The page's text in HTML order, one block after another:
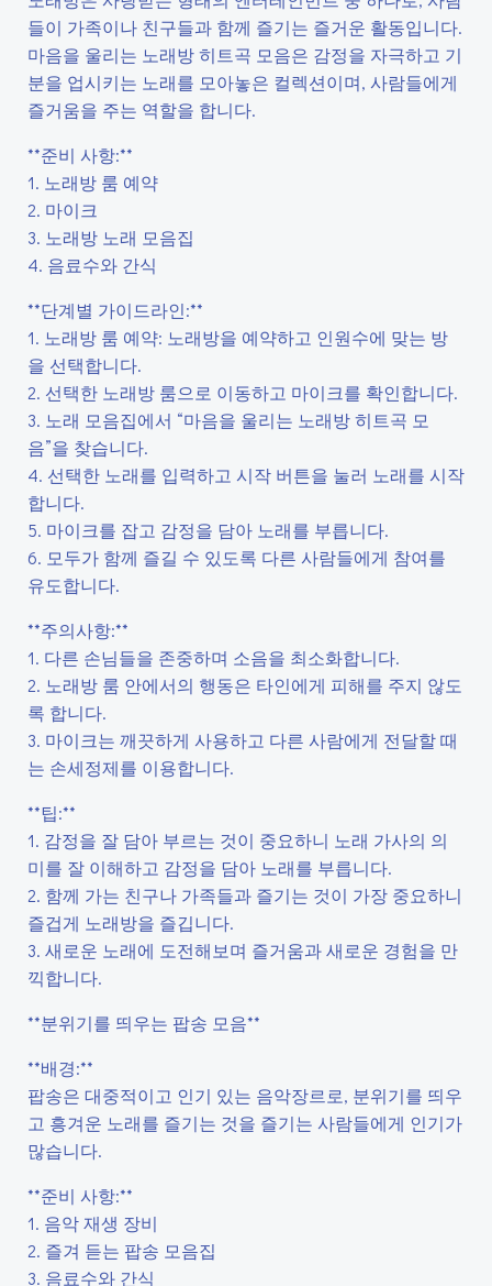
들이 가족이나 친구들과 함께 즐기는 즐거운 활동입니다.
마음을 울리는 노래방 히트곡 모음은 감정을 자극하고 기
분을 업시키는 노래를 모아놓은 컬렉션이며, 사람들에게
즐거움을 주는 역할을 합니다.
**준비 사항:**
1. 노래방 룸 예약
2. 마이크
3. 노래방 노래 모음집
4. 음료수와 간식
**단계별 가이드라인:**
1. 노래방 룸 예약: 노래방을 예약하고 인원수에 맞는 방
을 선택합니다.
2. 선택한 노래방 룸으로 이동하고 마이크를 확인합니다.
3. 노래 모음집에서 “마음을 울리는 노래방 히트곡 모
음”을 찾습니다.
4. 선택한 노래를 입력하고 시작 버튼을 눌러 노래를 시작
합니다.
5. 마이크를 잡고 감정을 담아 노래를 부릅니다.
6. 모두가 함께 즐길 수 있도록 다른 사람들에게 참여를
유도합니다.
**주의사항:**
1. 다른 손님들을 존중하며 소음을 최소화합니다.
2. 노래방 룸 안에서의 행동은 타인에게 피해를 주지 않도
록 합니다.
3. 마이크는 깨끗하게 사용하고 다른 사람에게 전달할 때
는 손세정제를 이용합니다.
**팁:**
1. 감정을 잘 담아 부르는 것이 중요하니 노래 가사의 의
미를 잘 이해하고 감정을 담아 노래를 부릅니다.
2. 함께 가는 친구나 가족들과 즐기는 것이 가장 중요하니
즐겁게 노래방을 즐깁니다.
3. 새로운 노래에 도전해보며 즐거움과 새로운 경험을 만
끽합니다.
**분위기를 띄우는 팝송 모음**
**배경:**
팝송은 대중적이고 인기 있는 음악장르로, 분위기를 띄우
고 흥겨운 노래를 즐기는 것을 즐기는 사람들에게 인기가
많습니다.
**준비 사항:**
1. 음악 재생 장비
2. 즐겨 듣는 팝송 모음집
3. 음료수와 간식